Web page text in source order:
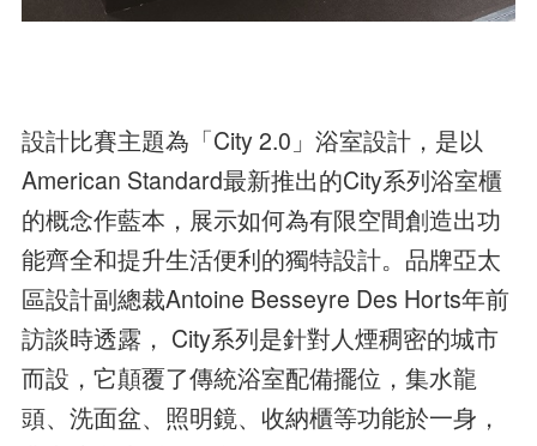
設計比賽主題為「City 2.0」浴室設計，是以
American Standard最新推出的City系列浴室櫃
的概念作藍本，展示如何為有限空間創造出功
能齊全和提升生活便利的獨特設計。品牌亞太
區設計副總裁Antoine Besseyre Des Horts年前
訪談時透露， City系列是針對人煙稠密的城市
而設，它顛覆了傳統浴室配備擺位，集水龍
頭、洗面盆、照明鏡、收納櫃等功能於一身，